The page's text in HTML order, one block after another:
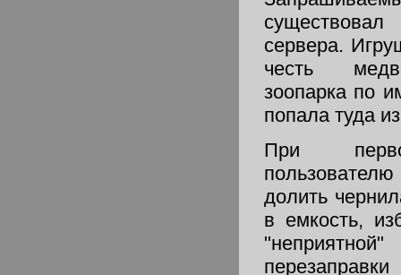
сервера.
честь
зоопарка по
попала туда
При
долить
в емкость,